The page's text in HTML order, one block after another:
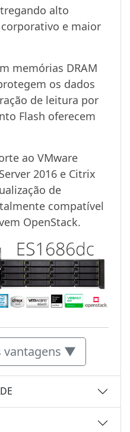
alto
e maior
memórias DRAM
os dados
de leitura por
Flash oferecem
ao VMware
2016 e Citrix
de
compatível
OpenStack.
vantagens ▼